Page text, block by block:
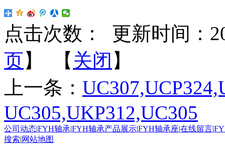
点击次数：
更新时间：
页】 【 关闭 】
上一条：
UC305,UKP312,UC305
公司动态|FYH轴承|FYH轴承产品展示|FYH轴承座|在线留言|
搜索|网站地图